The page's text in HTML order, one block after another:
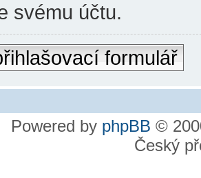
svému účtu.
formulář
Powered by phpBB ©
Český